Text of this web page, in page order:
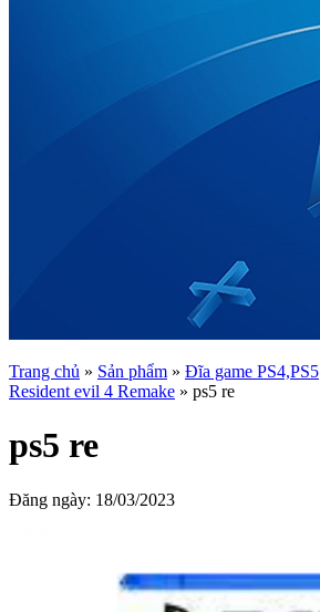
Trang chủ » Sản phẩm » Đĩa game PS4,PS5
Resident evil 4 Remake » ps5 re
ps5 re
Đăng ngày: 18/03/2023